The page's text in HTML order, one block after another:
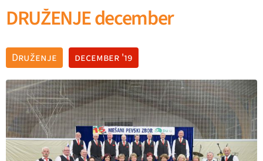
DRUŽENJE december
Druženje december '19